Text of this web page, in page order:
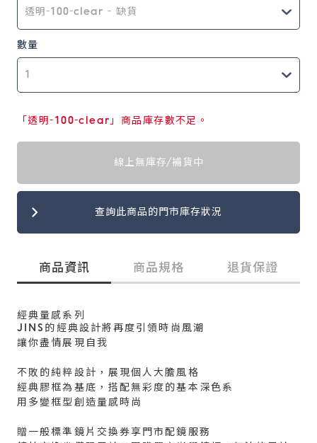
數量
「透明-100-clear」商品庫存數不足。
線上無庫存/補貨中
查詢此商品的門市庫存狀況
商品資訊 商品規格 退貨保證
經典量感系列
JINS的經典設計將再度引領時尚風潮
讓你盡情展現自我
不敗的純粹設計，展現個人大膽風格
經典膠框為基底，搭配無彩度的基本深色系
用多變框型創造量感時尚
贈一般標準鏡片交換券享門市配鏡服務